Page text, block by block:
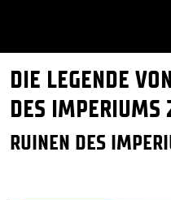
DIE LEGENDE
DES IMPERIUMS
RUINEN DES